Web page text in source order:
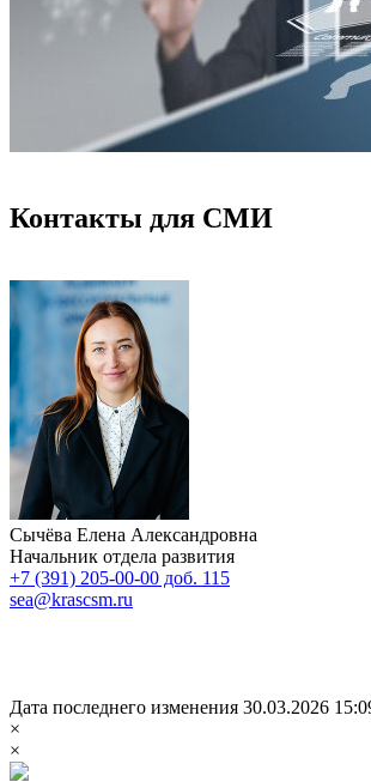
Контакты для СМИ
Сычёва Елена Александровна
Начальник отдела развития
+7 (391) 205-00-00 доб. 115
sea@krascsm.ru
Дата последнего изменения 30.03.2026
×
×